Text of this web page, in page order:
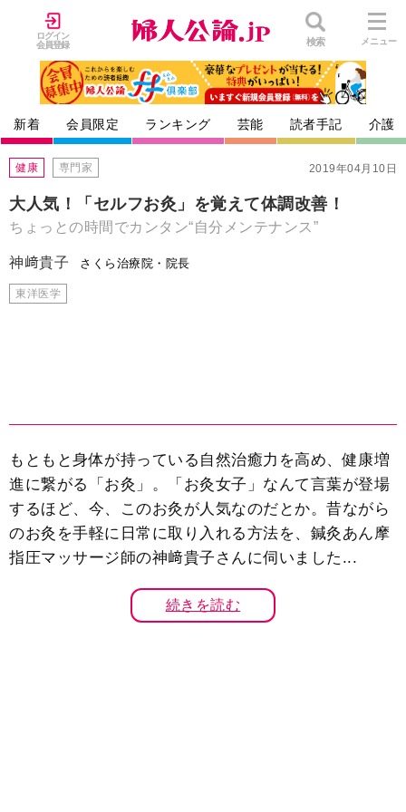
ログイン
会員登録
検索 メニュー
新着 会員限定 ランキング 芸能 読者手記 介護
2019年04月10日
健康 専門家
大人気！「セルフお灸」を覚えて体調改善！
ちょっとの時間でカンタン“自分メンテナンス”
神﨑貴子 さくら治療院・院長
東洋医学
もともと身体が持っている自然治癒力を高め、健康増
進に繋がる「お灸」。「お灸女子」なんて言葉が登場
するほど、今、このお灸が人気なのだとか。昔ながら
のお灸を手軽に日常に取り入れる方法を、鍼灸あん摩
指圧マッサージ師の神﨑貴子さんに伺いました...
続きを読む